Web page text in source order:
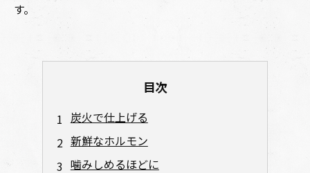
す。
目次
炭火で仕上げる
新鮮なホルモン
噛みしめるほどに